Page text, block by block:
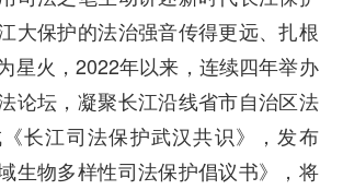
大保护的法治强音传得更远、扎根
星火，2022年以来，连续四年举办
论坛，凝聚长江沿线省市自治区法
长江司法保护武汉共识》，发布
生物多样性司法保护倡议书》，将